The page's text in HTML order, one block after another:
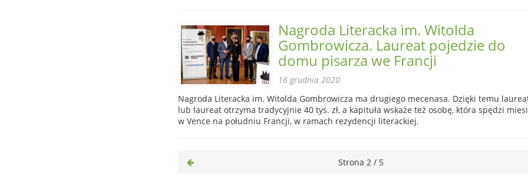
Nagroda Literacka im. Witolda
Gombrowicza. Laureat pojedzie do
domu pisarza we Francji
16 grudnia 2020
Nagroda Literacka im. Witolda Gombrowicza ma drugiego mecenasa. Dzięki temu
lub laureat otrzyma tradycyjnie 40 tys. zł, a kapituła wskaże też osobę, która spędzi
w Vence na południu Francji, w ramach rezydencji literackiej.
Strona 2 / 5